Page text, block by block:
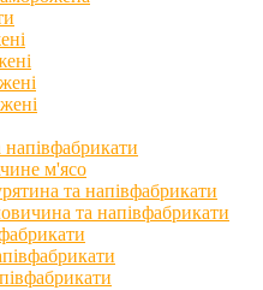
м'ясо
та напівфабрикати
та напівфабрикати